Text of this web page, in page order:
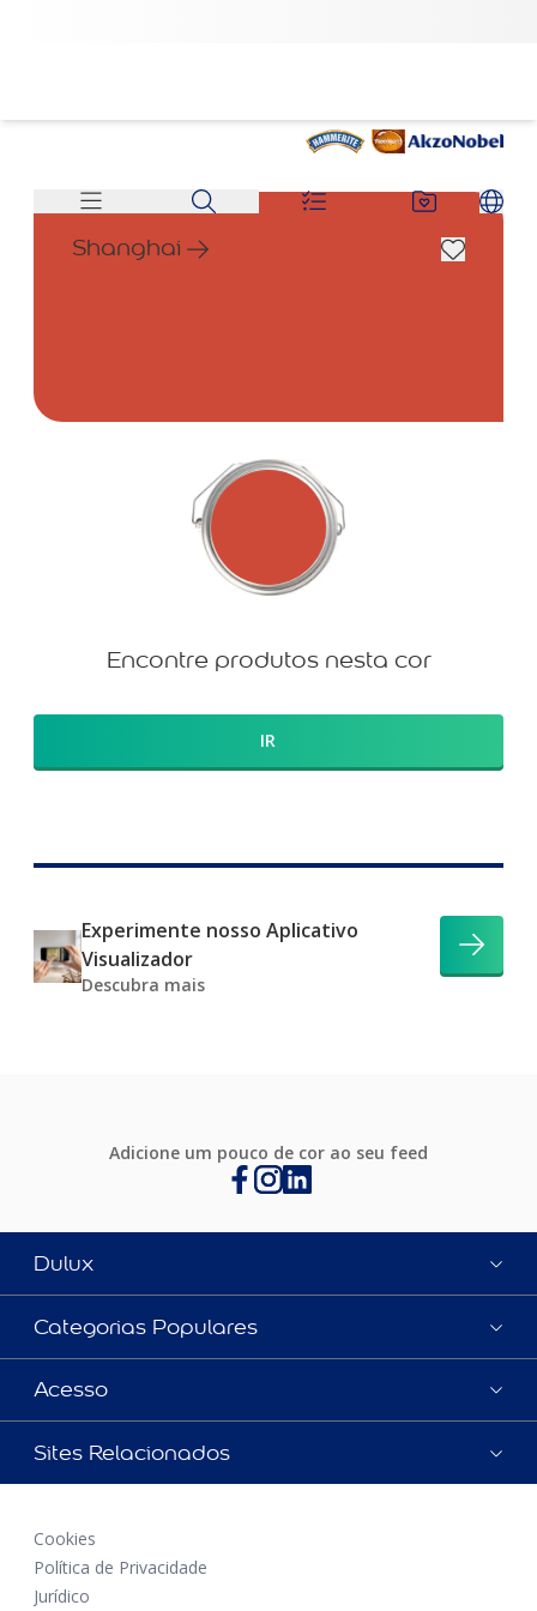
Shanghai
Encontre produtos nesta cor
IR
Experimente nosso Aplicativo
Visualizador
Descubra mais
Adicione um pouco de cor ao seu feed
Dulux
Categorias Populares
Acesso
Sites Relacionados
Cookies
Política de Privacidade
Jurídico